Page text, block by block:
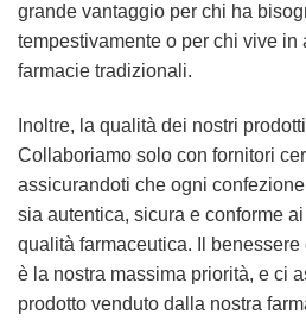
grande vantaggio per chi ha
tempestivamente o per chi vive in
farmacie tradizionali.
Inoltre, la qualità dei nostri
Collaboriamo solo con fornitori
assicurandoti che ogni
sia autentica, sicura e conforme
qualità farmaceutica. Il
è la nostra massima priorità, e ci
prodotto venduto dalla nostra